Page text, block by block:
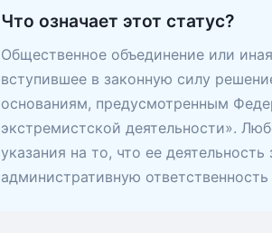
Что означает этот статус?
Общественное объединение или
вступившее в законную силу
основаниям, предусмотренным
экстремистской деятельности».
указания на то, что ее
административную